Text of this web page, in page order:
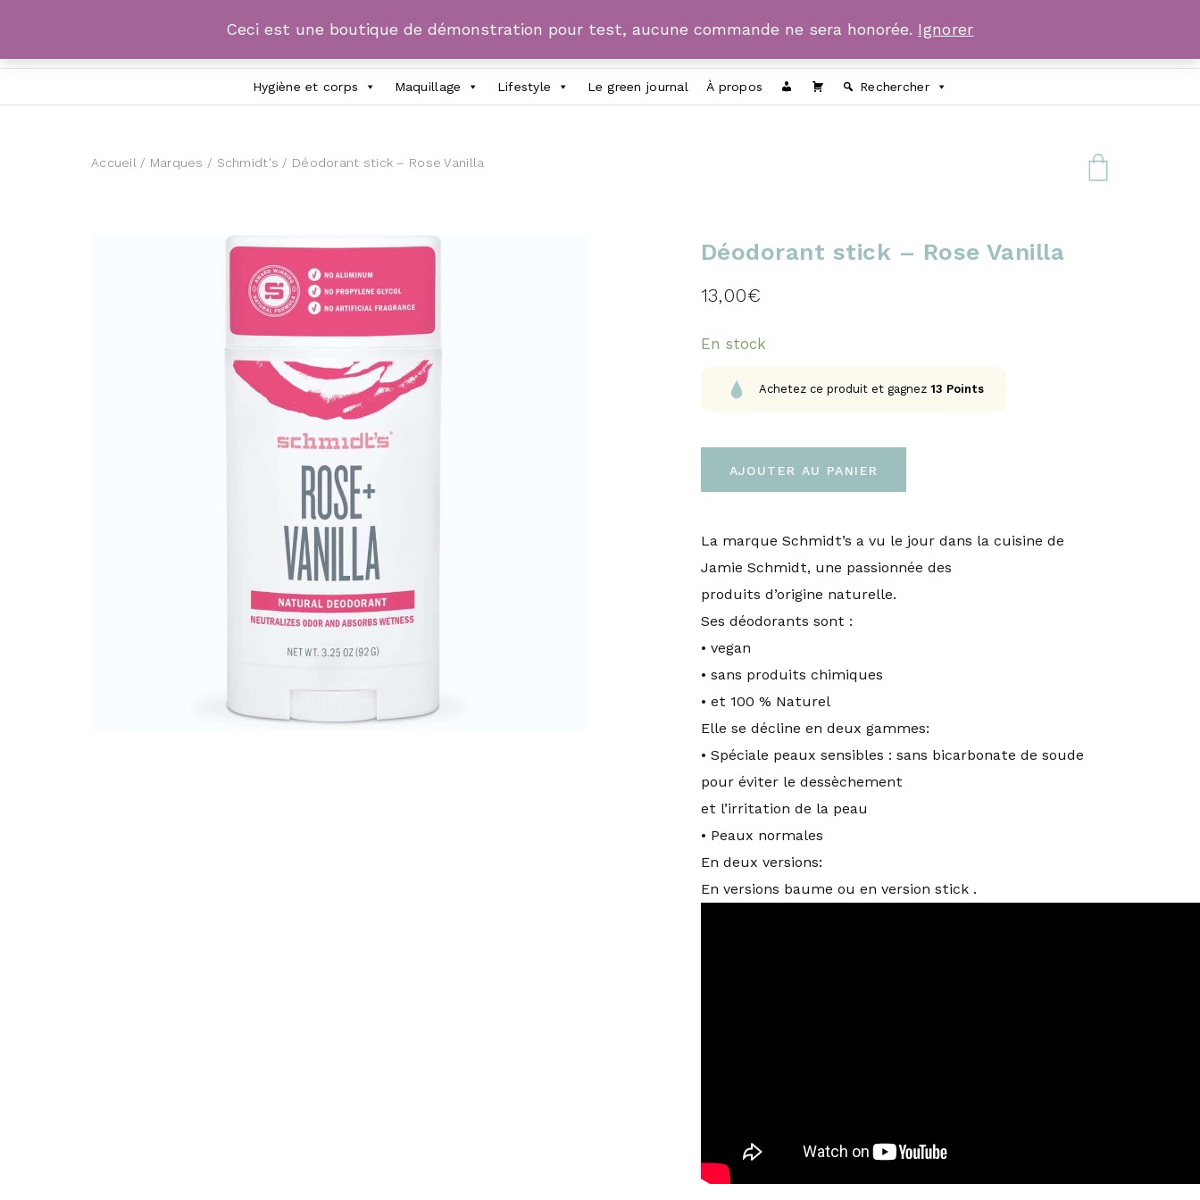
Hygiène et corps Maquillage Lifestyle Le green journal À propos Rechercher
Accueil / Marques / Schmidt's / Déodorant stick – Rose Vanilla
Déodorant stick – Rose Vanilla
13,00€
En stock
Achetez ce produit et gagnez 13 Points
AJOUTER AU PANIER
La marque Schmidt’s a vu le jour dans la cuisine de
Jamie Schmidt, une passionnée des
produits d’origine naturelle.
Ses déodorants sont :
• vegan
• sans produits chimiques
• et 100 % Naturel
Elle se décline en deux gammes:
• Spéciale peaux sensibles : sans bicarbonate de soude
pour éviter le dessèchement
et l’irritation de la peau
• Peaux normales
En deux versions:
En versions baume ou en version stick .
Ceci est une boutique de démonstration pour test, aucune commande ne sera honorée. Ignorer